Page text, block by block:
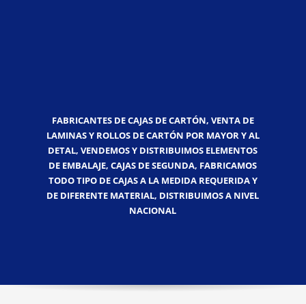
FABRICANTES DE CAJAS DE CARTÓN, VENTA DE
LAMINAS Y ROLLOS DE CARTÓN POR MAYOR Y AL
DETAL, VENDEMOS Y DISTRIBUIMOS ELEMENTOS
DE EMBALAJE, CAJAS DE SEGUNDA, FABRICAMOS
TODO TIPO DE CAJAS A LA MEDIDA REQUERIDA Y
DE DIFERENTE MATERIAL, DISTRIBUIMOS A NIVEL
NACIONAL